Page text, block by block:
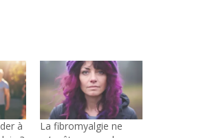
à
La fibromyalgie ne